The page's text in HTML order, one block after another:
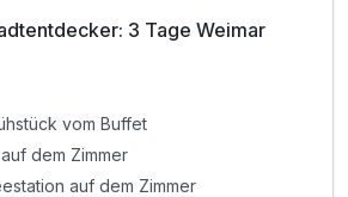
3 Tage Weimar
vom Buffet
dem Zimmer
auf dem Zimmer